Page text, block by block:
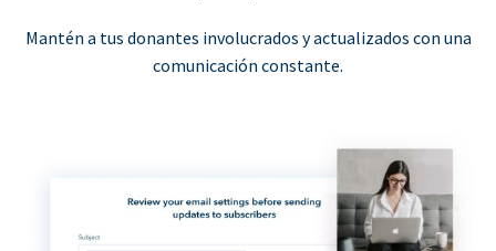
Mantén a tus donantes involucrados y actualizados con una
comunicación constante.